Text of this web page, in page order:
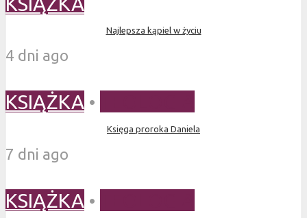
Najlepsza kąpiel w życiu
4 dni ago
KSIĄŻKA •
Księga proroka Daniela
7 dni ago
KSIĄŻKA •